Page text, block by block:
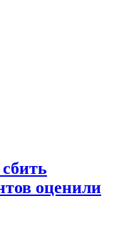
оценили